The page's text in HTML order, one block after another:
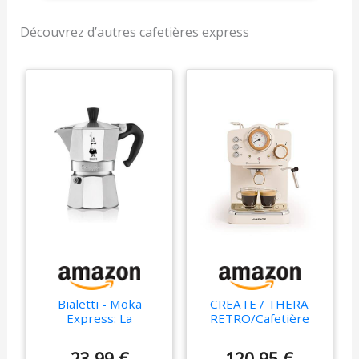
optimal pour obtenir le
meilleure crème et le
maximum d'arôme.
Comprend un
vaporisateur orientable
avec protection qui
texturise le lait et vous
de l'eau chaude à la
température idéale pour
les infusions. Bras
portafiltres avec double
pour préparer jusqu'à
Découvrez d’autres cafetières express
Bialetti - Moka
Express: La
CREATE / THERA
RETRO/Cafetière